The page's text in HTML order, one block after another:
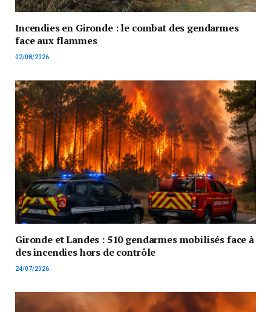
Incendies en Gironde : le combat des gendarmes
face aux flammes
02/08/2026
Gironde et Landes : 510 gendarmes mobilisés face à
des incendies hors de contrôle
24/07/2026